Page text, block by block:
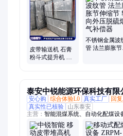
机、管式螺旋输送机、称重螺旋输送
布袋、除尘骨架、三通分料阀、波纹
器、旋风除尘器、脉冲布袋除尘器
皮带输送机 石膏
粉斗式提升机 多
不锈钢金属波
管 法兰膨胀节
泰安中锐能源环保科技有限
安心购
综合体验L0 真实工厂 回
真实性已核验
山东泰安
主营： 智能混煤系统、自动化配煤设
动式配煤机、固定式配煤机、电脑配
理设备、布袋除尘器、喷漆废气处理